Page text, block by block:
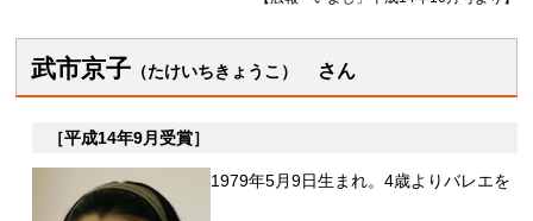
武市京子 （たけいちきょうこ） さ ん
［平成14年9月受賞］
1979年5月9日生まれ。4歳よりバレエを